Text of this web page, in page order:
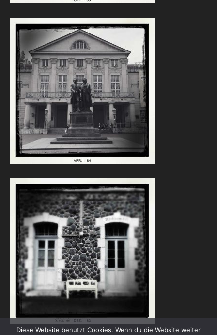
Diese Website benutzt Cookies. Wenn du die Website weiter